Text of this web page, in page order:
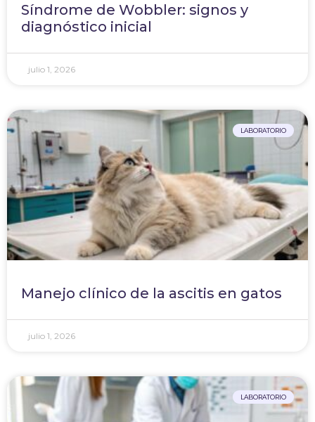
Síndrome de Wobbler: signos y
diagnóstico inicial
julio 1, 2026
LABORATORIO
Manejo clínico de la ascitis en gatos
julio 1, 2026
LABORATORIO